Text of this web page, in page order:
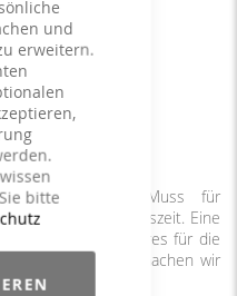
und
erweitern.
bitte
/
Mix ist ein Muss für
und Weihnachtszeit. Eine
aus vielen Genres für die
Geschenk machen wir
als Finale.